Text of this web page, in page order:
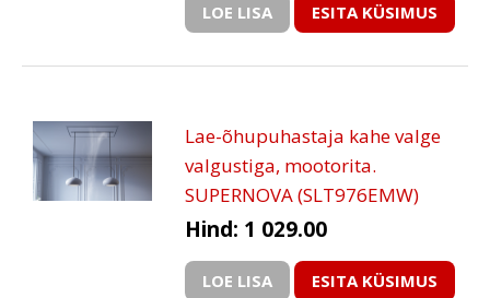
LOE LISA ESITA KÜSIMUS
Lae-õhupuhastaja kahe valge
valgustiga, mootorita.
SUPERNOVA (SLT976EMW)
Hind: 1 029.00
LOE LISA ESITA KÜSIMUS